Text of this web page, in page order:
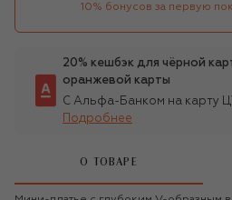
10% бонусов за первую
20% кешбэк для чёрной
оранжевой карты
С Альфа-Банком на карту
Подробнее
О ТОВАРЕ